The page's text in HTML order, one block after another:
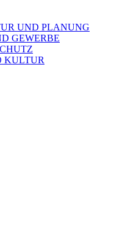
UND PLANUNG
GEWERBE
KULTUR